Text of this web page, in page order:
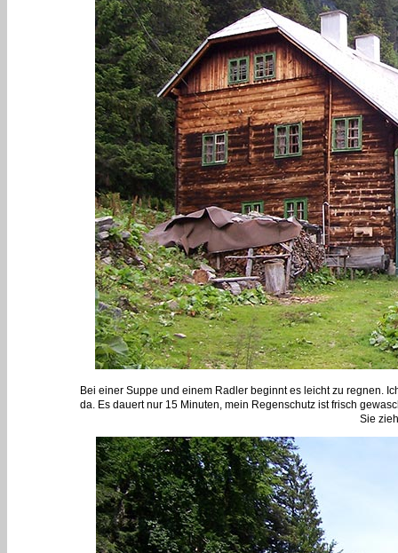
Bei einer Suppe und einem Radler beginnt es leicht zu regnen.
da. Es dauert nur 15 Minuten, mein Regenschutz ist frisch
Sie